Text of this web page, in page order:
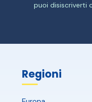
puoi disiscriverti
Regioni